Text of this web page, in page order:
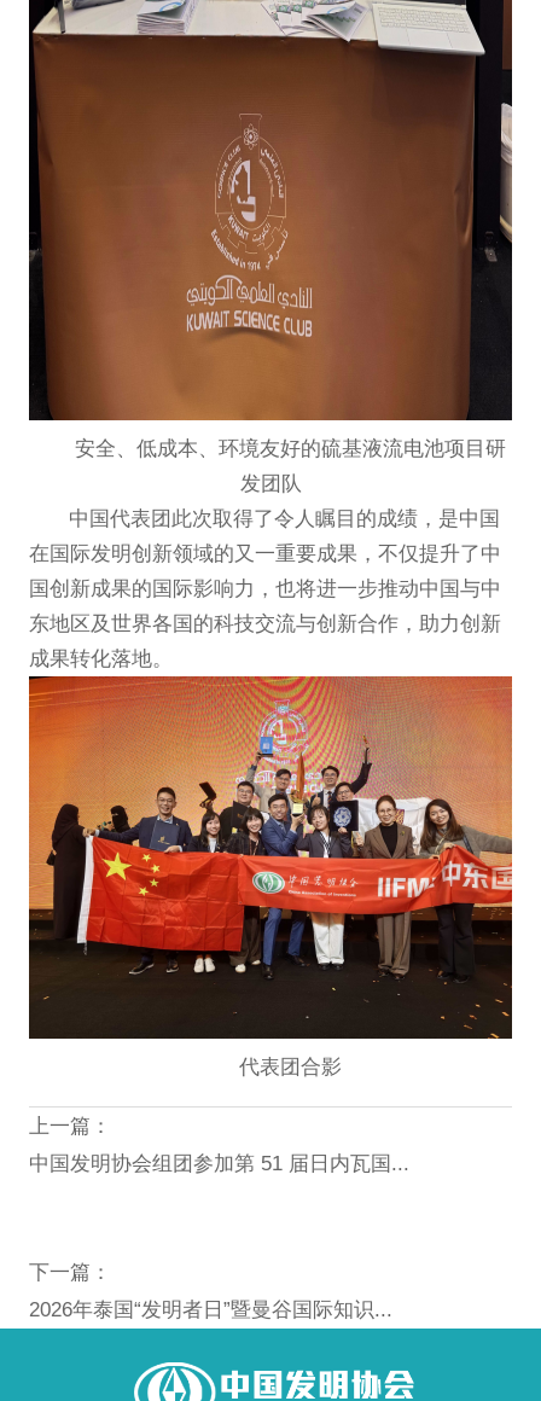
安全、低成本、环境友好的硫基液流电池项目研
发团队
中国代表团此次取得了令人瞩目的成绩，是中国
在国际发明创新领域的又一重要成果，不仅提升了中
国创新成果的国际影响力，也将进一步推动中国与中
东地区及世界各国的科技交流与创新合作，助力创新
成果转化落地。
代表团合影
上一篇：
中国发明协会组团参加第 51 届日内瓦国...
下一篇：
2026年泰国“发明者日”暨曼谷国际知识...